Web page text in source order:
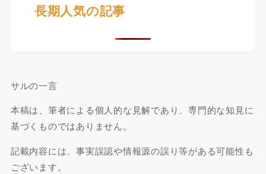
長期人気の記事
サルの一言
本稿は、筆者による個人的な見解であり、専門的な知見に
基づくものではありません。
記載内容には、事実誤認や情報源の誤り等がある可能性も
ございます。